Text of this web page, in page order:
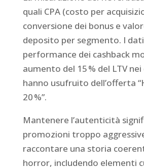
quali CPA (costo per
conversione dei bonus e
deposito per segmento. I
performance dei cashback
aumento del 15 % del LTV
hanno usufruito dell’offerta
20 %”.
Mantenere l’autenticità
promozioni troppo
raccontare una storia
horror, includendo elementi